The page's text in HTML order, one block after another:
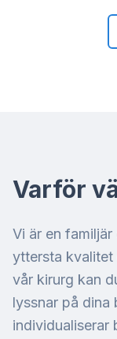
Varför
Vi är en
yttersta
vår kirurg kan
lyssnar på dina
individualiserar